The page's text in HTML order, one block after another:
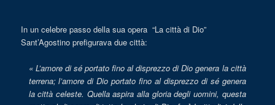
In un celebre passo della sua opera “La città di Dio”
Sant’Agostino prefigurava due città:
« L’amore di sé portato fino al disprezzo di Dio genera la città
terrena; l’amore di Dio portato fino al disprezzo di sé genera
la città celeste. Quella aspira alla gloria degli uomini, questa